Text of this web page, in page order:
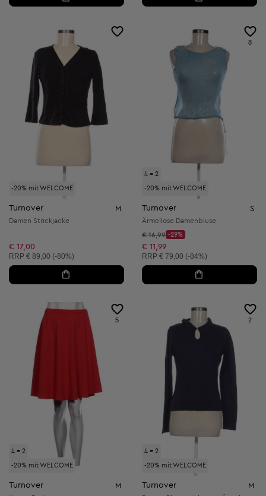
-20% mit WELCOME
Turnover M
Damen Strickjacke
€ 17,00
Unverbindliche Preisempfehlung:
RRP € 89,00 (-80%)
4 = 2
-20% mit WELCOME
8
Turnover S
Ärmellose Damenbluse
Startpreis:
€ 16,99
Discount Price:
-29%
Reduzierter Preis:
€ 11,99
Unverbindliche Preisempfehlung:
RRP € 79,00 (-84%)
4 = 2
-20% mit WELCOME
5
Turnover M
4 = 2
-20% mit WELCOME
2
Turnover M